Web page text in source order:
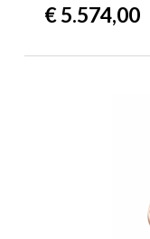
€ 5.574,00